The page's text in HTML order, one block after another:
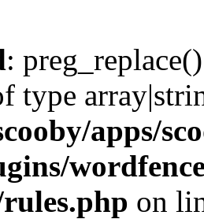
:
type
apps/
on